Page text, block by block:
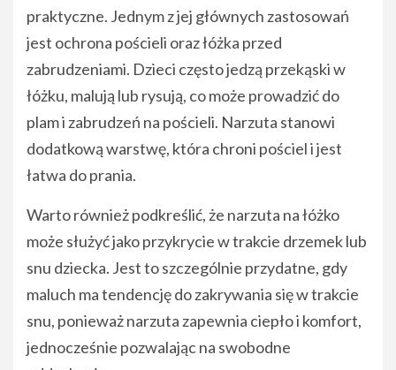
praktyczne. Jednym z jej głównych zastosowań
jest ochrona pościeli oraz łóżka przed
zabrudzeniami. Dzieci często jedzą przekąski w
łóżku, malują lub rysują, co może prowadzić do
plam i zabrudzeń na pościeli. Narzuta stanowi
dodatkową warstwę, która chroni pościel i jest
łatwa do prania.
Warto również podkreślić, że narzuta na łóżko
może służyć jako przykrycie w trakcie drzemek lub
snu dziecka. Jest to szczególnie przydatne, gdy
maluch ma tendencję do zakrywania się w trakcie
snu, ponieważ narzuta zapewnia ciepło i komfort,
jednocześnie pozwalając na swobodne